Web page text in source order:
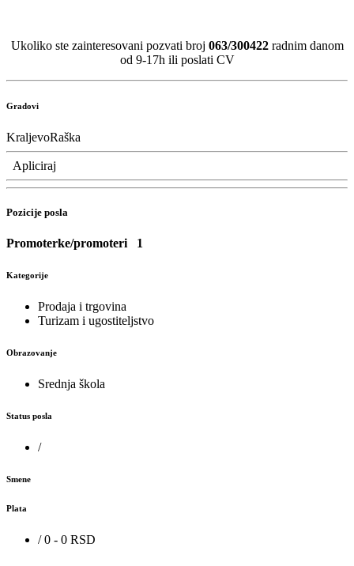
Ukoliko ste zainteresovani pozvati broj 063/300422radnim danom
od 9-17h ili poslati CV
Gradovi
KraljevoRaška
Apliciraj
Pozicije posla
Promoterke/promoteri 1
Kategorije
Prodaja i trgovina
Turizam i ugostiteljstvo
Obrazovanje
Srednja škola
Status posla
/
Smene
Plata
/ 0 - 0 RSD